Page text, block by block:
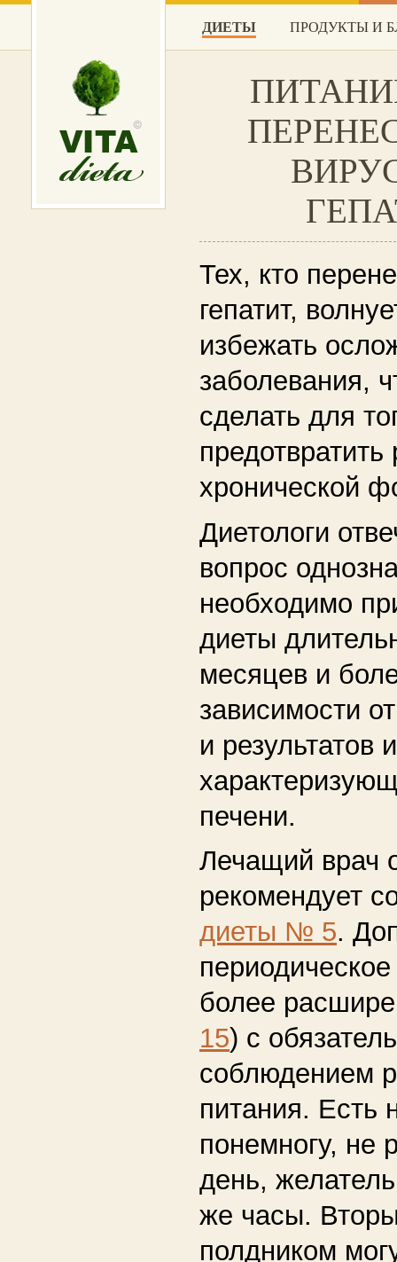
ДИЕТЫ ПРОДУКТЫ И
Тех, кто
гепатит,
избежать
заболевания,
сделать для
предотвратить
хронической
Диетологи
вопрос
необходимо
диеты
месяцев и
зависимости
и результатов
печени.
Лечащий врач
рекомендует
диеты № 5.
более
15) с
соблюдением
питания. Есть
понемногу, не
день,
же часы.
полдником